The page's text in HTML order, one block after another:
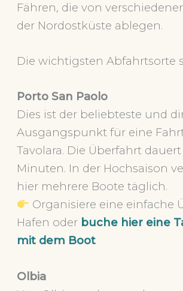
Fähren, die von
der Nordostküste ablegen.
Die wichtigsten Abfahrtsorte
Porto San Paolo
Dies ist der beliebteste und
Ausgangspunkt für eine
Tavolara. Die Überfahrt
Minuten. In der Hochsaison
hier mehrere Boote täglich.
Organisiere eine einfache
Hafen oder buche hier eine
mit dem Boot
Olbia